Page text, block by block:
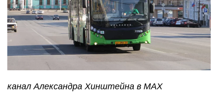
канал Александра Хинштейна в MAX